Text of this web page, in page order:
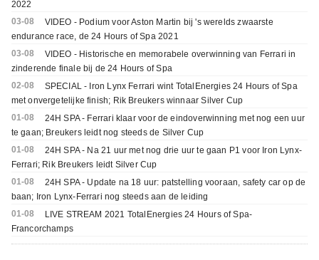
2022
03-08
VIDEO - Podium voor Aston Martin bij 's werelds zwaarste
endurance race, de 24 Hours of Spa 2021
03-08
VIDEO - Historische en memorabele overwinning van Ferrari in
zinderende finale bij de 24 Hours of Spa
02-08
SPECIAL - Iron Lynx Ferrari wint TotalEnergies 24 Hours of Spa
met onvergetelijke finish; Rik Breukers winnaar Silver Cup
01-08
24H SPA - Ferrari klaar voor de eindoverwinning met nog een uur
te gaan; Breukers leidt nog steeds de Silver Cup
01-08
24H SPA - Na 21 uur met nog drie uur te gaan P1 voor Iron Lynx-
Ferrari; Rik Breukers leidt Silver Cup
01-08
24H SPA - Update na 18 uur: patstelling vooraan, safety car op de
baan; Iron Lynx-Ferrari nog steeds aan de leiding
01-08
LIVE STREAM 2021 TotalEnergies 24 Hours of Spa-
Francorchamps